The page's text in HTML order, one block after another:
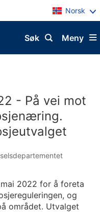
Norsk
Meny
Søk
- På vei mot
2022 for å foreta
og
området. Utvalget